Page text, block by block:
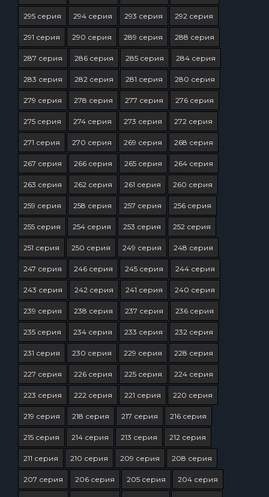
295 серия 294 серия 293 серия 292 серия
291 серия 290 серия 289 серия 288 серия
287 серия 286 серия 285 серия 284 серия
283 серия 282 серия 281 серия 280 серия
279 серия 278 серия 277 серия 276 серия
275 серия 274 серия 273 серия 272 серия
271 серия 270 серия 269 серия 268 серия
267 серия 266 серия 265 серия 264 серия
263 серия 262 серия 261 серия 260 серия
259 серия 258 серия 257 серия 256 серия
255 серия 254 серия 253 серия 252 серия
251 серия 250 серия 249 серия 248 серия
247 серия 246 серия 245 серия 244 серия
243 серия 242 серия 241 серия 240 серия
239 серия 238 серия 237 серия 236 серия
235 серия 234 серия 233 серия 232 серия
231 серия 230 серия 229 серия 228 серия
227 серия 226 серия 225 серия 224 серия
223 серия 222 серия 221 серия 220 серия
219 серия 218 серия 217 серия 216 серия
215 серия 214 серия 213 серия 212 серия
211 серия 210 серия 209 серия 208 серия
207 серия 206 серия 205 серия 204 серия